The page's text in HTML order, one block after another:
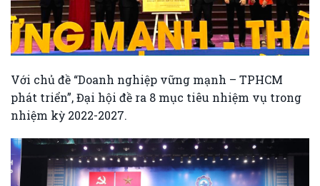
Với chủ đề “Doanh nghiệp vững mạnh – TPHCM
phát triển”, Đại hội đề ra 8 mục tiêu nhiệm vụ trong
nhiệm kỳ 2022-2027.